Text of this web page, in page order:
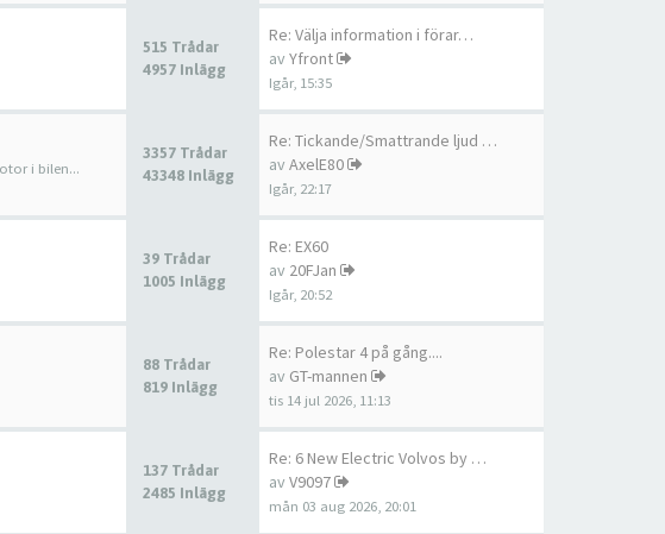
515 Trådar
4957 Inlägg
Re: Välja information i förar…
av Yfront
Igår, 15:35
i bilen...
3357 Trådar
43348 Inlägg
Re: Tickande/Smattrande ljud …
av AxelE80
Igår, 22:17
39 Trådar
1005 Inlägg
Re: EX60
av 20FJan
Igår, 20:52
88 Trådar
819 Inlägg
Re: Polestar 4 på gång....
av GT-mannen
tis 14 jul 2026, 11:13
137 Trådar
2485 Inlägg
Re: 6 New Electric Volvos by …
av V9097
mån 03 aug 2026, 20:01